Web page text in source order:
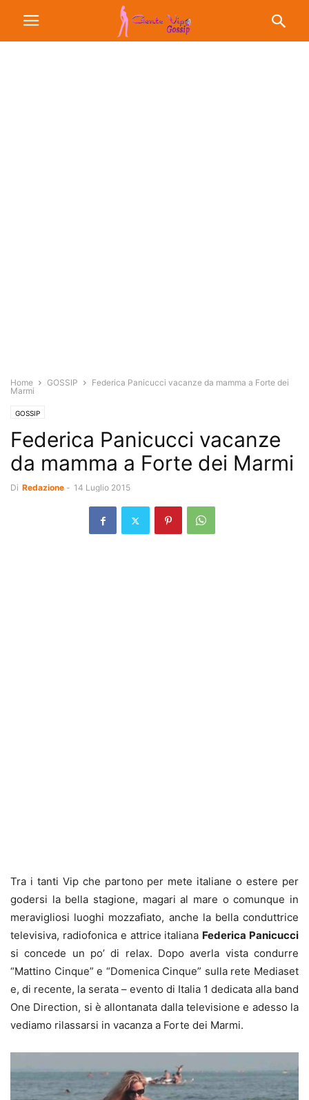
Home GOSSIP
Federica Panicucci vacanze da mamma a Forte dei
Marmi
GOSSIP
Federica Panicucci vacanze
da mamma a Forte dei Marmi
Di Redazione - 14 Luglio 2015
Tra i tanti Vip che partono per mete italiane o estere per
godersi la bella stagione, magari al mare o comunque in
meravigliosi luoghi mozzafiato, anche la bella conduttrice
televisiva, radiofonica e attrice italiana Federica Panicucci
si concede un po’ di relax. Dopo averla vista condurre
“Mattino Cinque” e “Domenica Cinque” sulla rete Mediaset
e, di recente, la serata – evento di Italia 1 dedicata alla band
One Direction, si è allontanata dalla televisione e adesso la
vediamo rilassarsi in vacanza a Forte dei Marmi.